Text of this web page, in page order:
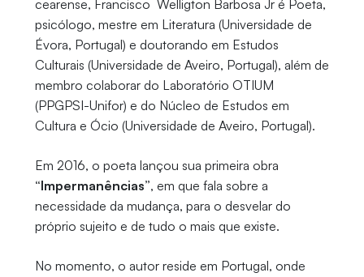
cearense, Francisco Welligton Barbosa Jr é Poeta,
psicólogo, mestre em Literatura (Universidade de
Évora, Portugal) e doutorando em Estudos
Culturais (Universidade de Aveiro, Portugal), além de
membro colaborar do Laboratório OTIUM
(PPGPSI-Unifor) e do Núcleo de Estudos em
Cultura e Ócio (Universidade de Aveiro, Portugal).
Em 2016, o poeta lançou sua primeira obra
“Impermanências”, em que fala sobre a
necessidade da mudança, para o desvelar do
próprio sujeito e de tudo o mais que existe.
No momento, o autor reside em Portugal, onde